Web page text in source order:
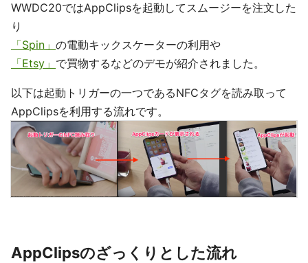
WWDC20ではAppClipsを起動してスムージーを注文した
り
「Spin」 の電動キックスケーターの利用や
「Etsy」 で買物するなどのデモが紹介されました。
以下は起動トリガーの一つであるNFCタグを読み取って
AppClipsを利用する流れです。
AppClipsのざっくりとした流れ